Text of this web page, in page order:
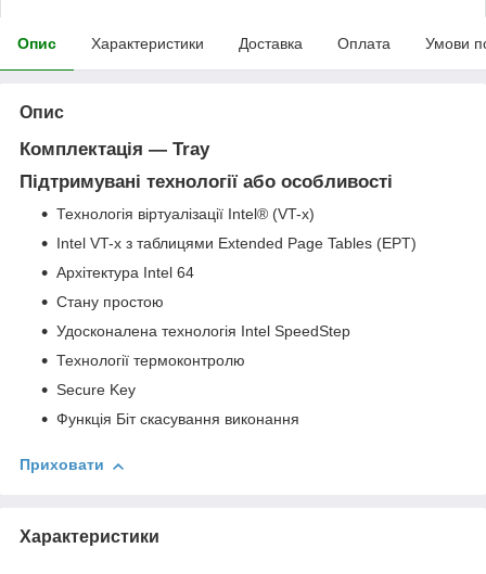
Опис Характеристики Доставка Оплата Умови
Опис
Комплектація — Tray
Підтримувані технології або особливості
Технологія віртуалізації Intel® (VT-x)
Intel VT-x з таблицями Extended Page Tables (EPT)
Архітектура Intel 64
Стану простою
Удосконалена технологія Intel SpeedStep
Технології термоконтролю
Secure Key
Функція Біт скасування виконання
Приховати
Характеристики